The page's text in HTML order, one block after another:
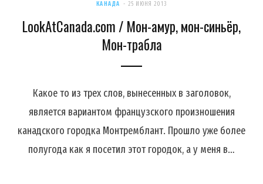
КАНАДА 25 ИЮНЯ 2013
LookAtCanada.com / Мон-амур, мон-синьёр,
Мон-трабла
Какое то из трех слов, вынесенных в заголовок,
является вариантом французского произношения
канадского городка Монтремблант. Прошло уже более
полугода как я посетил этот городок, а у меня в…